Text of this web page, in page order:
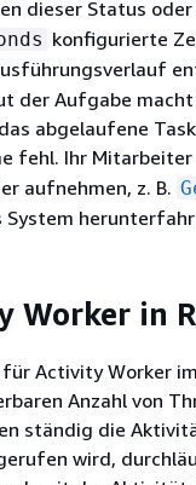
dieser Status oder
konfigurierte
der Aufgabe
abgelaufene
fehl. Ihr
aufnehmen, z. B.
System
Worker in
Activity Worker
Anzahl von
ständig die
wird,